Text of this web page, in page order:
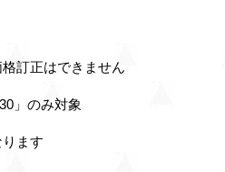
訂正はできません
」のみ対象
ます